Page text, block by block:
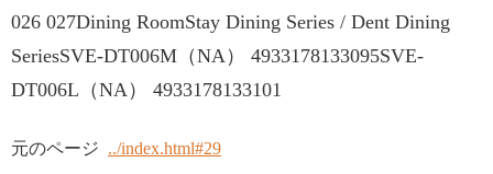
026 027Dining RoomStay Dining Series / Dent Dining
SeriesSVE-DT006M（NA） 4933178133095SVE-
DT006L（NA） 4933178133101
元のページ ../index.html#29